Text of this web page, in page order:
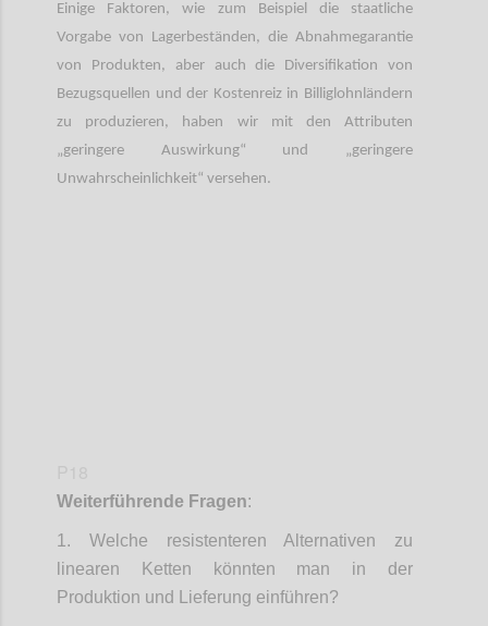
Einige Faktoren, wie zum Beispiel die staatliche
Vorgabe von Lagerbeständen, die Abnahmegarantie
von Produkten, aber auch die Diversifikation von
Bezugsquellen und der Kostenreiz in Billiglohnländern
zu produzieren, haben wir mit den Attributen
„geringere Auswirkung“ und „geringere
Unwahrscheinlichkeit“ versehen.
Weiterführende Fragen:
1. Welche resistenteren Alternativen zu
linearen Ketten könnten man in der
Produktion und Lieferung einführen?